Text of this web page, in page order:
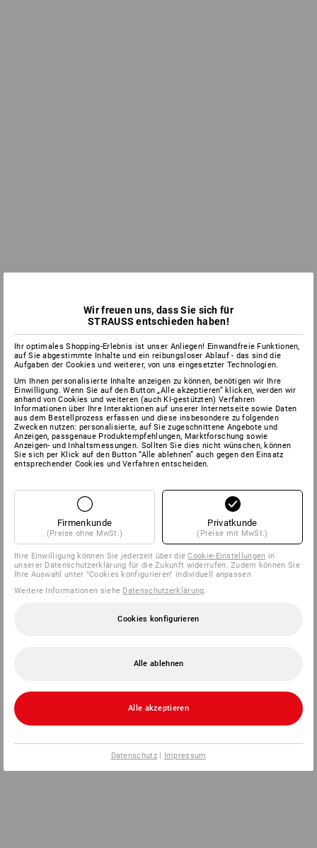
Wir freuen uns, dass Sie sich für
STRAUSS entschieden haben!
Ihr optimales Shopping-Erlebnis ist unser Anliegen! Einwandfreie Funktionen,
auf Sie abgestimmte Inhalte und ein reibungsloser Ablauf - das sind die
Aufgaben der Cookies und weiterer, von uns eingesetzter Technologien.
Um Ihnen personalisierte Inhalte anzeigen zu können, benötigen wir Ihre
Einwilligung. Wenn Sie auf den Button „Alle akzeptieren“ klicken, werden wir
anhand von Cookies und weiteren (auch KI-gestützten) Verfahren
Informationen über Ihre Interaktionen auf unserer Internetseite sowie Daten
aus dem Bestellprozess erfassen und diese insbesondere zu folgenden
Zwecken nutzen: personalisierte, auf Sie zugeschnittene Angebote und
Anzeigen, passgenaue Produktempfehlungen, Marktforschung sowie
Anzeigen- und Inhaltsmessungen. Sollten Sie dies nicht wünschen, können
Sie sich per Klick auf den Button “Alle ablehnen” auch gegen den Einsatz
entsprechender Cookies und Verfahren entscheiden.
Firmenkunde
(Preise ohne MwSt.)
Privatkunde
(Preise mit MwSt.)
Ihre Einwilligung können Sie jederzeit über dieCookie-Einstellungen in
unserer Datenschutzerklärung für die Zukunft widerrufen. Zudem können Sie
Ihre Auswahl unter "Cookies konfigurieren" individuell anpassen
Weitere Informationen siehe Datenschutzerklärung.
Cookies konfigurieren
Alle ablehnen
Alle akzeptieren
Datenschutz| Impressum